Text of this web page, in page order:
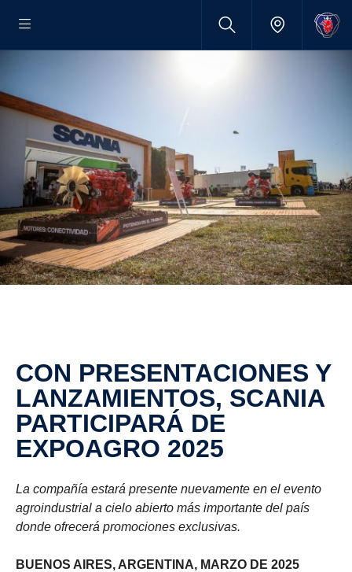
CON PRESENTACIONES Y
LANZAMIENTOS, SCANIA
PARTICIPARÁ DE
EXPOAGRO 2025
La compañía estará presente nuevamente en el evento
agroindustrial a cielo abierto más importante del país
donde ofrecerá promociones exclusivas.
BUENOS AIRES, ARGENTINA, MARZO DE 2025